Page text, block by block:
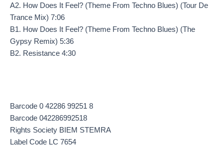
A2. How Does It Feel? (Theme From Techno Blues) (Tour De
Trance Mix) 7:06
B1. How Does It Feel? (Theme From Techno Blues) (The
Gypsy Remix) 5:36
B2. Resistance 4:30
Barcode 0 42286 99251 8
Barcode 042286992518
Rights Society BIEM STEMRA
Label Code LC 7654